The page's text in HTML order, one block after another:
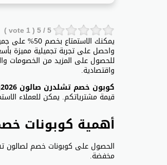
5
/ 5 (
1
واحصل على تجربة تجميلية مميزة
للحصول على المزيد من الخصومات
واقتصادية.
كوبون خصم تشلدرن صالون 2026
قيمة مشترياتكم. يمكن للعملاء
أهمية كوبونات
الحصول على كوبونات خصم لصالون
مخفضة.